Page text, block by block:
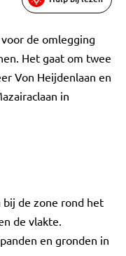
de omlegging
Het gaat om twee
Von Heijdenlaan en
in
de zone rond het
de vlakte.
en gronden in